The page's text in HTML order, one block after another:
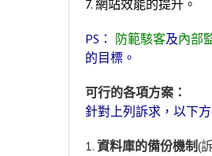
7. 網站效能的提升。
PS： 防範駭客及內部
的目標。
可行的各項方案：
針對上列訴求，以下
1. 資料庫的備份機制(